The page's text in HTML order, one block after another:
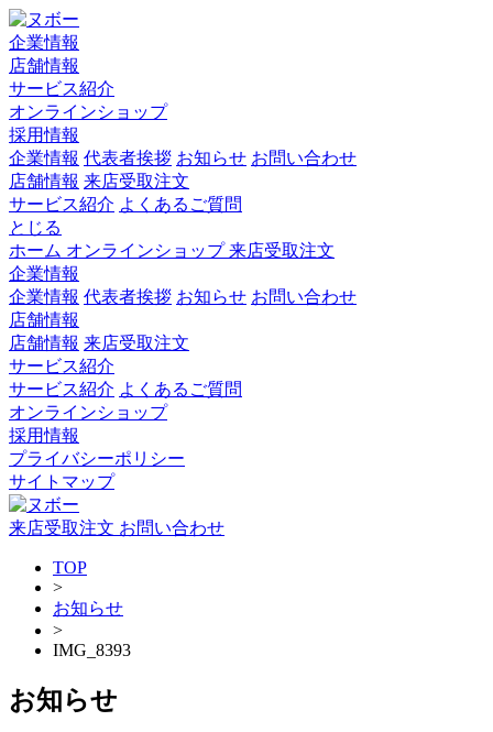
企業情報
店舗情報
サービス紹介
オンラインショップ
採用情報
企業情報 代表者挨拶 お知らせ お問い合わせ
店舗情報 来店受取注文
サービス紹介 よくあるご質問
とじる
ホーム オンラインショップ来店受取注文
企業情報
企業情報 代表者挨拶 お知らせ お問い合わせ
店舗情報
店舗情報 来店受取注文
サービス紹介
サービス紹介 よくあるご質問
オンラインショップ
採用情報
プライバシーポリシー
サイトマップ
来店受取注文 お問い合わせ
TOP
>
お知らせ
>
IMG_8393
お知らせ